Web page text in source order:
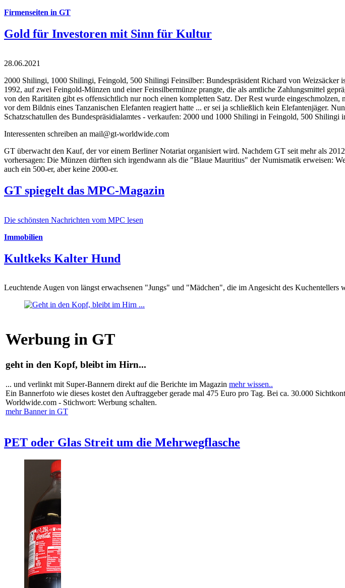
Firmenseiten in GT
Gold für Investoren mit Sinn für Kultur
28.06.2021
2000 Shilingi, 1000 Shilingi, Feingold, 500 Shilingi Feinsilber: Bundespräsident Richard von Weizsäcker
1992, auf zwei Feingold-Münzen und einer Feinsilbermünze prangte, die als amtliche Zahlungsmittel
von den Raritäten gibt es offensichtlich nur noch einen kompletten Satz. Der Rest wurde
vor dem Bildnis eines Tanzanischen Elefanten reagiert hatte ... er sei ja schließlich kein Elefantenjäger.
Schatzschatullen des Bundespräsidialamtes - verkaufen: 2000 und 1000 Shilingi in Feingold, 500
Interessenten schreiben an mail@gt-worldwide.com
GT überwacht den Kauf, der vor einem Berliner Notariat organisiert wird. Nachdem GT seit mehr als
vorhersagen: Die Münzen dürften sich irgendwann als die "Blaue Mauritius" der Numismatik erweisen:
auch ein 500-er, aber keine 2000-er.
GT spiegelt das MPC-Magazin
Die schönsten Nachrichten vom MPC lesen
Immobilien
Kultkeks Kalter Hund
Leuchtende Augen von längst erwachsenen "Jungs" und "Mädchen", die im Angesicht des
Werbung in GT
geht in den Kopf, bleibt im Hirn...
... und verlinkt mit Super-Bannern direkt auf die Berichte im Magazin mehr wissen..
Ein Bannerfoto wie dieses kostet den Auftraggeber gerade mal 475 Euro pro Tag. Bei ca. 30.000
Worldwide.com - Stichwort: Werbung schalten.
mehr Banner in GT
PET oder Glas Streit um die Mehrwegflasche